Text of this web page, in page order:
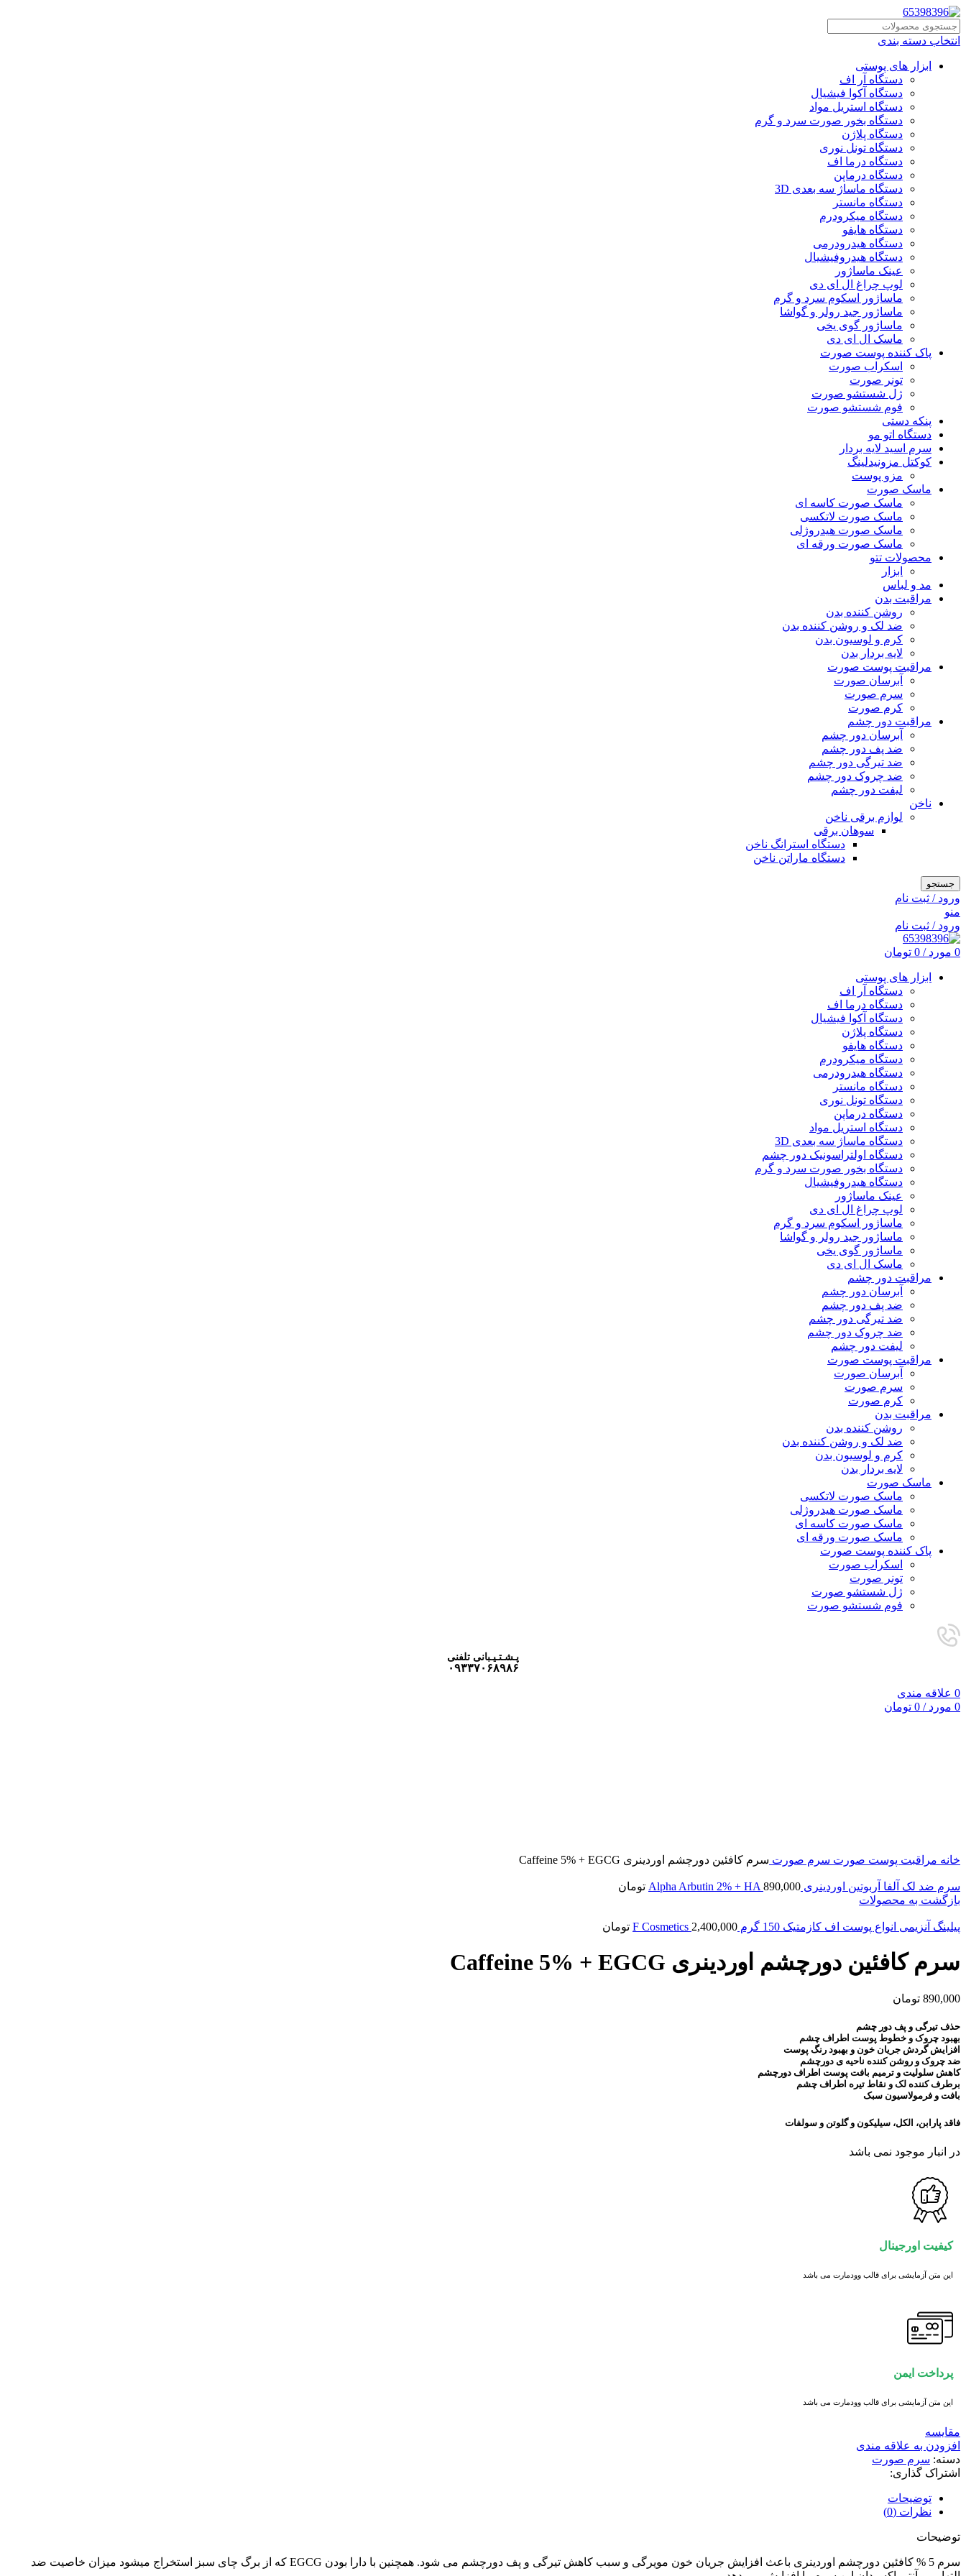
انتخاب دسته بندی
ابزار های پوستی
دستگاه آر اف
دستگاه آکوا فیشیال
دستگاه استریل مواد
دستگاه بخور صورت سرد و گرم
دستگاه پلاژن
دستگاه تونل نوری
دستگاه درما اف
دستگاه درماپن
دستگاه ماساژ سه بعدی 3D
دستگاه مانستر
دستگاه میکرودرم
دستگاه هایفو
دستگاه هیدرودرمی
دستگاه هیدروفیشیال
عینک ماساژور
لوپ چراغ ال ای دی
ماساژور اسکوم سرد و گرم
ماساژور جید رولر و گواشا
ماساژور گوی یخی
ماسک ال ای دی
پاک کننده پوست صورت
اسکراب صورت
تونر صورت
ژل شستشو صورت
فوم شستشو صورت
پنکه دستی
دستگاه اتو مو
سرم اسید لایه بردار
کوکتل مزونیدلینگ
مزو پوست
ماسک صورت
ماسک صورت کاسه ای
ماسک صورت لاتکسی
ماسک صورت هیدروژلی
ماسک صورت ورقه ای
محصولات تتو
ابزار
مد و لباس
مراقبت بدن
روشن کننده بدن
ضد لک و روشن کننده بدن
کرم و لوسیون بدن
لایه بردار بدن
مراقبت پوست صورت
آبرسان صورت
سرم صورت
کرم صورت
مراقبت دور چشم
آبرسان دور چشم
ضد پف دور چشم
ضد تیرگی دور چشم
ضد چروک دور چشم
لیفت دور چشم
ناخن
لوازم برقی ناخن
سوهان برقی
دستگاه استرانگ ناخن
دستگاه ماراتن ناخن
جستجو
ورود / ثبت نام
منو
ورود / ثبت نام
0 مورد /
0 تومان
ابزار های پوستی
دستگاه آر اف
دستگاه درما اف
دستگاه آکوا فیشیال
دستگاه پلاژن
دستگاه هایفو
دستگاه میکرودرم
دستگاه هیدرودرمی
دستگاه مانستر
دستگاه تونل نوری
دستگاه درماپن
دستگاه استریل مواد
دستگاه ماساژ سه بعدی 3D
دستگاه اولتراسونیک دور چشم
دستگاه بخور صورت سرد و گرم
دستگاه هیدروفیشیال
عینک ماساژور
لوپ چراغ ال ای دی
ماساژور اسکوم سرد و گرم
ماساژور جید رولر و گواشا
ماساژور گوی یخی
ماسک ال ای دی
مراقبت دور چشم
آبرسان دور چشم
ضد پف دور چشم
ضد تیرگی دور چشم
ضد چروک دور چشم
لیفت دور چشم
مراقبت پوست صورت
آبرسان صورت
سرم صورت
کرم صورت
مراقبت بدن
روشن کننده بدن
ضد لک و روشن کننده بدن
کرم و لوسیون بدن
لایه بردار بدن
ماسک صورت
ماسک صورت لاتکسی
ماسک صورت هیدروژلی
ماسک صورت کاسه ای
ماسک صورت ورقه ای
پاک کننده پوست صورت
اسکراب صورت
تونر صورت
ژل شستشو صورت
فوم شستشو صورت
پـشـتـیـبانی تلفنی
۰۹۳۳۷۰۶۸۹۸۶
0 علاقه مندی
0 مورد /
0 تومان
خانه مراقبت پوست صورت سرم صورت سرم کافئین دورچشم اوردینری Caffeine 5% + EGCG
سرم ضد لک آلفا آربوتین اوردینری Alpha Arbutin 2% + HA 890,000
تومان
بازگشت به محصولات
پیلینگ آنزیمی انواع پوست اف کازمتیک 150 گرم F Cosmetics 2,400,000 تومان
سرم کافئین دورچشم اوردینری Caffeine 5% + EGCG
890,000 تومان
حذف تیرگی و پف دور چشم
بهبود چروک و خطوط پوست اطراف چشم
افزایش گردش جریان خون و بهبود رنگ پوست
ضد چروک و روشن کننده ناحیه ی دورچشم
کاهش سلولیت و ترمیم بافت پوست اطراف دورچشم
برطرف کننده لک و نقاط تیره اطراف چشم
بافت و فرمولاسیون سبک
فاقد پارابن، الکل، سیلیکون و گلوتن و سولفات
در انبار موجود نمی باشد
کیفیت اورجینال
این متن آزمایشی برای قالب وودمارت می باشد
پرداخت ایمن
این متن آزمایشی برای قالب وودمارت می باشد
مقايسه
افزودن به علاقه مندی
دسته: سرم صورت
اشتراک گذاری:
توضیحات
نظرات (0)
توضیحات
سرم 5 % کافئین دورچشم اوردینری باعث افزایش جریان خون مویرگی و سبب کاهش تیرگی و پف دورچشم می شود. همچنین با دارا بودن EGCG که از برگ چای سبز استخراج میشود میزان خاصیت ضد